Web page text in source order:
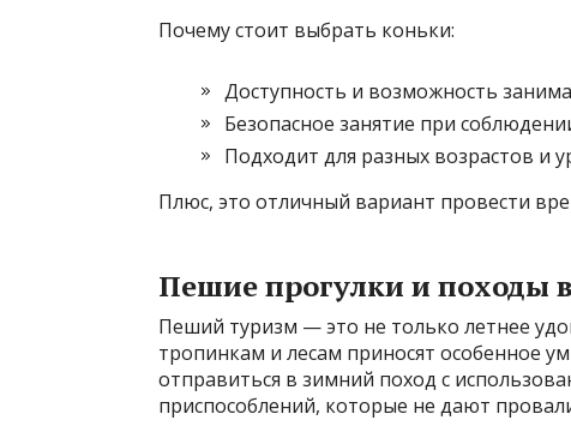
Почему стоит выбрать коньки:
Доступность и возможность
Безопасное занятие при
Подходит для разных возрастов и
Плюс, это отличный вариант провести
Пешие прогулки и походы
Пеший туризм — это не только летнее
тропинкам и лесам приносят особенное
отправиться в зимний поход с
приспособлений, которые не дают